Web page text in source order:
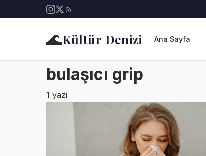
🌊Kültür Denizi Ana Sayfa
bulaşıcı grip
1 yazi